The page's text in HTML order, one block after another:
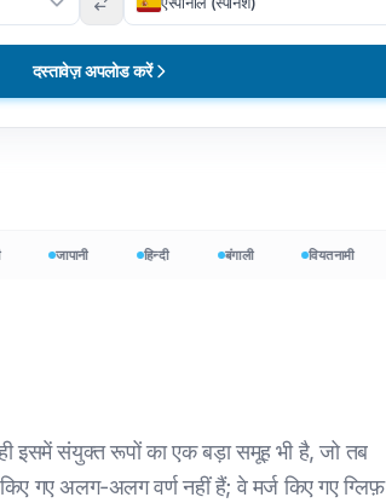
निःशुल्क शुरू करें
दस्तावेज़ अपलोड करें
जापानी हिन्दी बंगाली वियतनामी
ही इसमें संयुक्त रूपों का एक बड़ा समूह भी है, जो तब
गए अलग-अलग वर्ण नहीं हैं; वे मर्ज किए गए ग्लिफ़